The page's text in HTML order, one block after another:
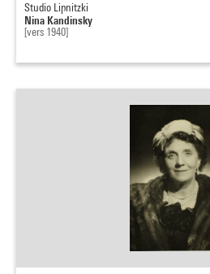
Studio Lipnitzki
Nina Kandinsky
[vers 1940]